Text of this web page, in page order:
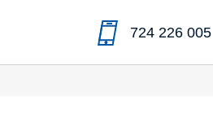
724 226 005